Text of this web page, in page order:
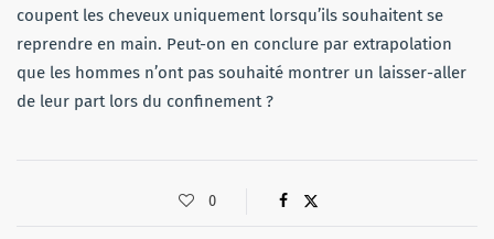
coupent les cheveux uniquement lorsqu’ils souhaitent se
reprendre en main. Peut-on en conclure par extrapolation
que les hommes n’ont pas souhaité montrer un laisser-aller
de leur part lors du confinement ?
0